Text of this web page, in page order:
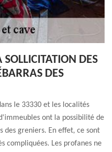
DES
DES
le 33330 et les localités
ont la possibilité de
des greniers. En effet, ce sont
compliquées. Les profanes ne